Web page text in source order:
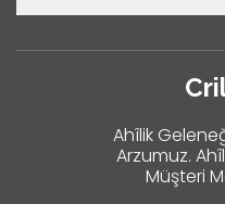
Ahîlik
Arzumuz.
Müşteri